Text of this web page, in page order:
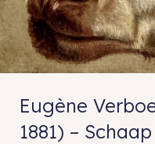
Eugène
1881) – Schaap